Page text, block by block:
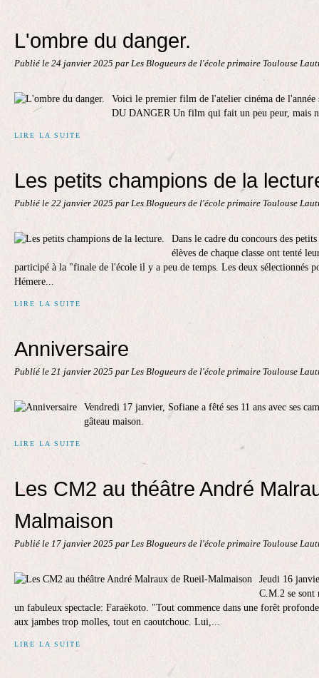
L'ombre du danger.
Publié le 24 janvier 2025 par Les Blogueurs de l'école primaire Toulouse
Voici le premier film de l'atelier cinéma de
DU DANGER Un film qui fait un peu peur, mais
LIRE LA SUITE
Les petits champions de la
Publié le 22 janvier 2025 par Les Blogueurs de l'école primaire Toulouse
Dans le cadre du concours des
élèves de chaque classe ont tenté
participé à la "finale de l'école il y a peu de temps. Les deux sélectionnés
Hémere...
LIRE LA SUITE
Anniversaire
Publié le 21 janvier 2025 par Les Blogueurs de l'école primaire Toulouse
Vendredi 17 janvier, Sofiane a fêté ses 11 ans avec ses
gâteau maison.
LIRE LA SUITE
Les CM2 au théâtre André
Malmaison
Publié le 17 janvier 2025 par Les Blogueurs de l'école primaire Toulouse
Jeudi 16
C.M.2 se sont
un fabuleux spectacle: Faraëkoto. "Tout commence dans une forêt
aux jambes trop molles, tout en caoutchouc. Lui,...
LIRE LA SUITE